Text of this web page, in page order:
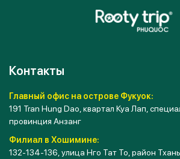
Контакты
Главный офис на острове Фукуок:
191 Tran Hung Dao, квартал Куа Лап,
провинция Анзанг
Филиал в Хошимине:
132-134-136, улица Нго Тат То, район